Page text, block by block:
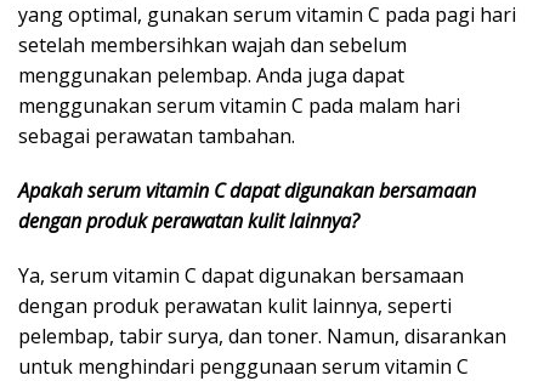
yang optimal, gunakan serum vitamin C pada pagi hari
setelah membersihkan wajah dan sebelum
menggunakan pelembap. Anda juga dapat
menggunakan serum vitamin C pada malam hari
sebagai perawatan tambahan.
Apakah serum vitamin C dapat digunakan bersamaan
dengan produk perawatan kulit lainnya?
Ya, serum vitamin C dapat digunakan bersamaan
dengan produk perawatan kulit lainnya, seperti
pelembap, tabir surya, dan toner. Namun, disarankan
untuk menghindari penggunaan serum vitamin C